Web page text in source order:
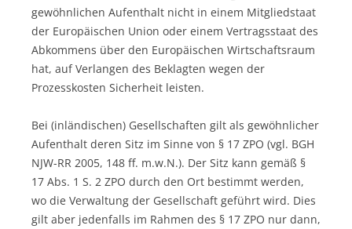
gewöhnlichen Aufenthalt nicht in einem Mitgliedstaat
der Europäischen Union oder einem Vertragsstaat des
Abkommens über den Europäischen Wirtschaftsraum
hat, auf Verlangen des Beklagten wegen der
Prozesskosten Sicherheit leisten.
Bei (inländischen) Gesellschaften gilt als gewöhnlicher
Aufenthalt deren Sitz im Sinne von § 17 ZPO (vgl. BGH
NJW-RR 2005, 148 ff. m.w.N.). Der Sitz kann gemäß §
17 Abs. 1 S. 2 ZPO durch den Ort bestimmt werden,
wo die Verwaltung der Gesellschaft geführt wird. Dies
gilt aber jedenfalls im Rahmen des § 17 ZPO nur dann,